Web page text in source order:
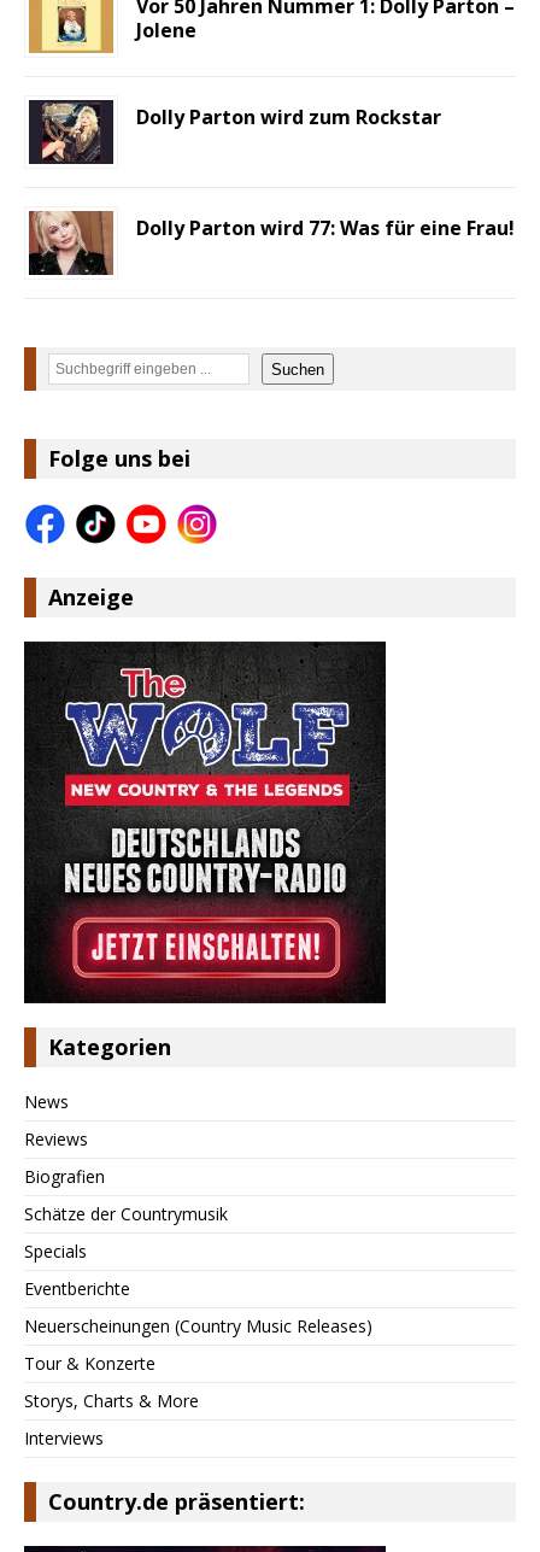
Vor 50 Jahren Nummer 1: Dolly Parton –
Jolene
Dolly Parton wird zum Rockstar
Dolly Parton wird 77: Was für eine Frau!
Suchen Suchen
Folge uns bei
Anzeige
Kategorien
News
Reviews
Biografien
Schätze der Countrymusik
Specials
Eventberichte
Neuerscheinungen (Country Music Releases)
Tour & Konzerte
Storys, Charts & More
Interviews
Country.de präsentiert: